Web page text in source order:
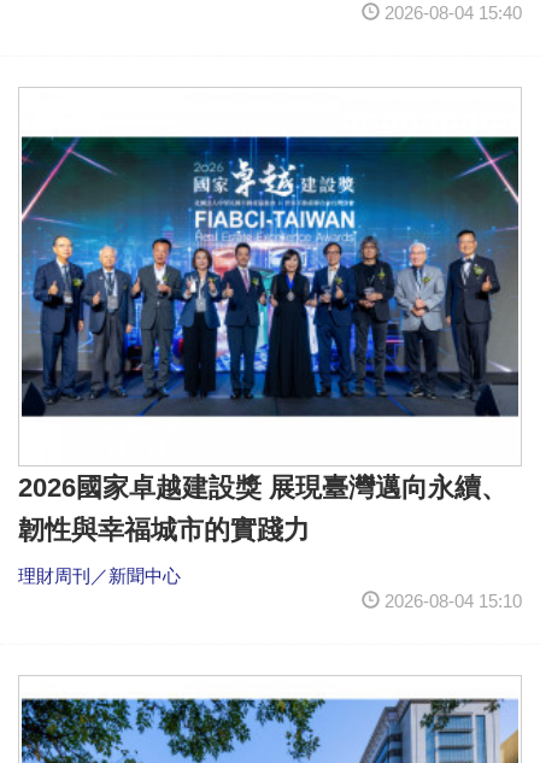
2026-08-04 15:40
2026國家卓越建設獎 展現臺灣邁向永續、
韌性與幸福城市的實踐力
理財周刊／新聞中心
2026-08-04 15:10